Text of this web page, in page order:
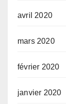
avril 2020
mars 2020
février 2020
janvier 2020